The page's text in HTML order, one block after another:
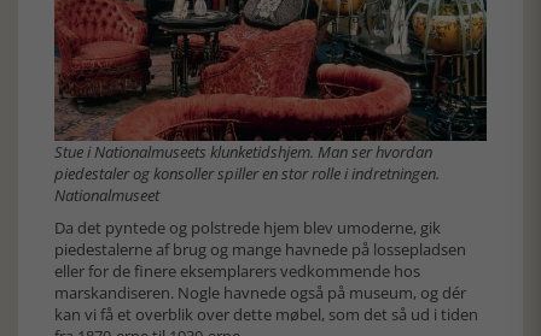
Stue i Nationalmuseets klunketidshjem. Man ser hvordan
piedestaler og konsoller spiller en stor rolle i indretningen.
Nationalmuseet
Da det pyntede og polstrede hjem blev umoderne, gik
piedestalerne af brug og mange havnede på lossepladsen
eller for de finere eksemplarers vedkommende hos
marskandiseren. Nogle havnede også på museum, og dér
kan vi få et overblik over dette møbel, som det så ud i tiden